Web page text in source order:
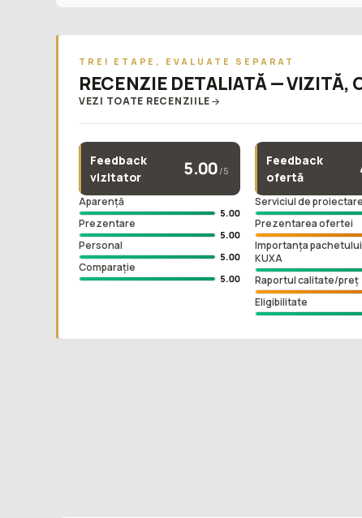
TREI ETAPE, EVALUATE SEPARAT
RECENZIE DETALIATĂ — VIZITĂ,
VEZI TOATE RECENZIILE
Feedback
vizitator
5.00 /5
Aparență
5.00
Prezentare
5.00
Personal
5.00
Comparație
5.00
Feedback
ofertă
Serviciul de proiectare
Prezentarea ofertei
Importanța
KUXA
Raportul calitate/preț
Eligibilitate